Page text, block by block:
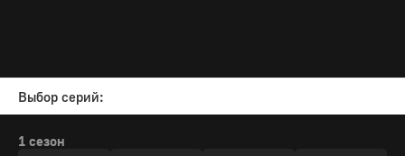
Выбор серий:
1 сезон